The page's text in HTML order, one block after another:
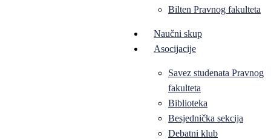
Bilten Pravnog fakulteta
Naučni skup
Asocijacije
Savez studenata Pravnog
fakulteta
Biblioteka
Besjednička sekcija
Debatni klub